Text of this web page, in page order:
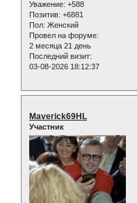
Уважение: +588
Позитив: +6881
Пол: Женский
Провел на форуме:
2 месяца 21 день
Последний визит:
03-08-2026 18:12:37
Maverick69HL
Участник